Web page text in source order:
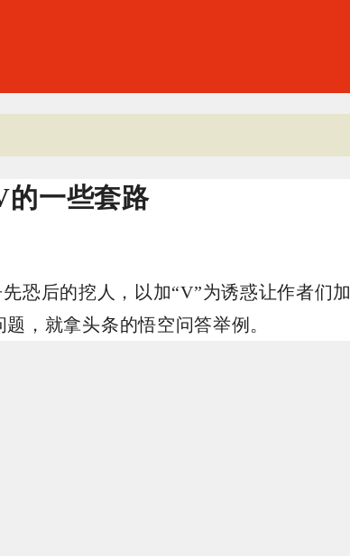
的一些套路
恐后的挖人，以加“V”为诱惑让作者们加
，就拿头条的悟空问答举例。